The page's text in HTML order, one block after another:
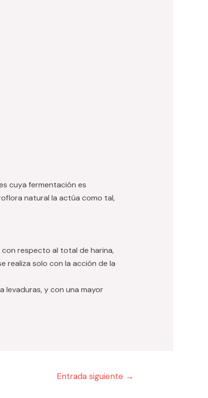
cuya fermentación es
natural la actúa como tal,
con respecto al total de harina,
realiza solo con la acción de la
levaduras, y con una mayor
Entrada siguiente →